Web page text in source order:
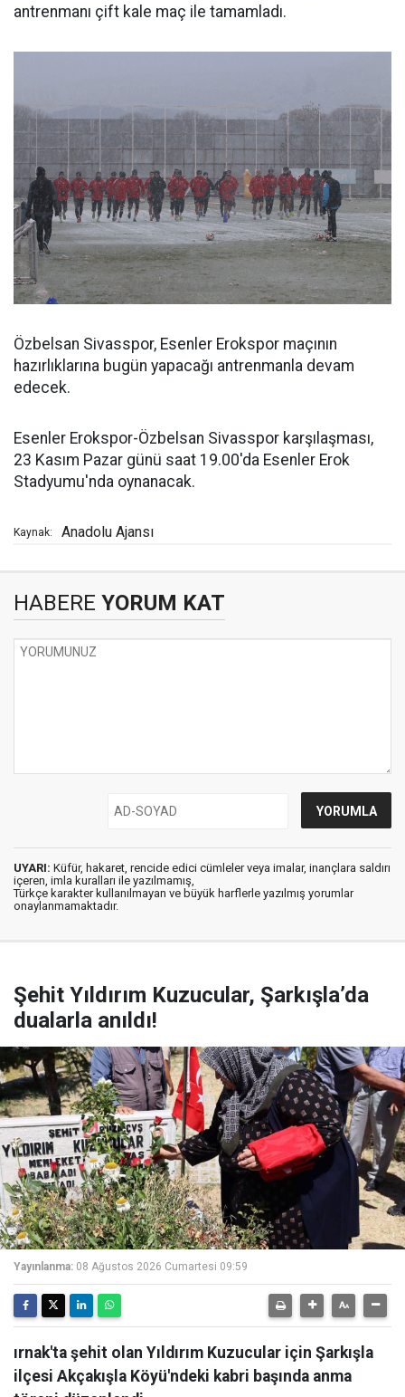
antrenmanı çift kale maç ile tamamladı.
Özbelsan Sivasspor, Esenler Erokspor maçının
hazırlıklarına bugün yapacağı antrenmanla devam
edecek.
Esenler Erokspor-Özbelsan Sivasspor karşılaşması,
23 Kasım Pazar günü saat 19.00'da Esenler Erok
Stadyumu'nda oynanacak.
Kaynak: Anadolu Ajansı
HABERE YORUM KAT
UYARI: Küfür, hakaret, rencide edici cümleler veya imalar, inançlara saldırı
içeren, imla kuralları ile yazılmamış,
Türkçe karakter kullanılmayan ve büyük harflerle yazılmış yorumlar
onaylanmamaktadır.
Şehit Yıldırım Kuzucular, Şarkışla’da
dualarla anıldı!
Yayınlanma: 08 Ağustos 2026 Cumartesi 09:59
ırnak'ta şehit olan Yıldırım Kuzucular için Şarkışla
ilçesi Akçakışla Köyü'ndeki kabri başında anma